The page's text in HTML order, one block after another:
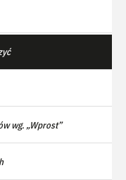
wg. „Wprost”